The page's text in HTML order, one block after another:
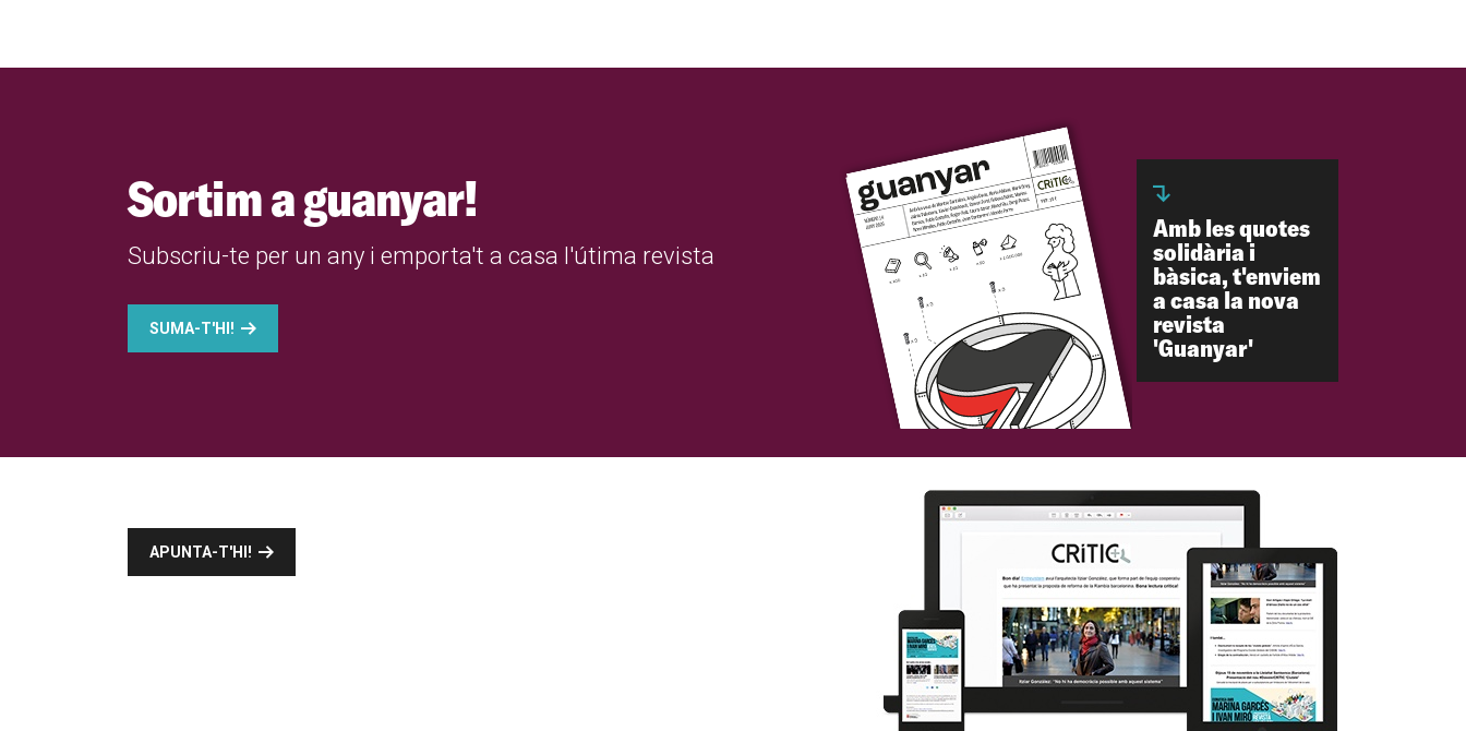
Sortim a guanyar!
Subscriu-te per un any i emporta't a casa l'útima revista
SUMA-T'HI!
Amb les quotes
solidària i
bàsica, t'enviem
a casa la nova
revista
'Guanyar'
APUNTA-T'HI!